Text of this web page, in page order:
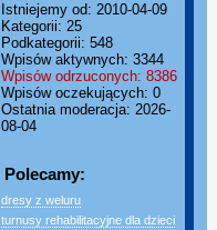
Istniejemy od: 2010-04-09
Kategorii: 25
Podkategorii: 548
Wpisów aktywnych: 3344
Wpisów odrzuconych: 8386
Wpisów oczekujących: 0
Ostatnia moderacja: 2026-
08-04
Polecamy:
dresy z weluru
turnusy rehabilitacyjne dla dzieci